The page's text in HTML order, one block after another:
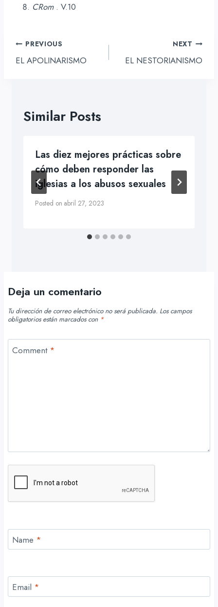
CRom. V.10
Navegación
de
PREVIOUS
EL APOLINARISMO
NEXT
EL NESTORIANISMO
Similar Posts
Las diez mejores prácticas sobre
cómo deben responder las
iglesias a los abusos sexuales
Posted on abril 27, 2023
Deja un comentario
Tu dirección de correo electrónico no será publicada. Los campos
obligatorios están marcados con *
Comment *
Name *
Email *